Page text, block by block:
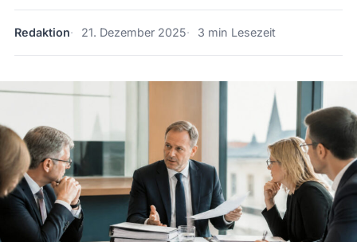
Redaktion 21. Dezember 2025 3 min Lesezeit